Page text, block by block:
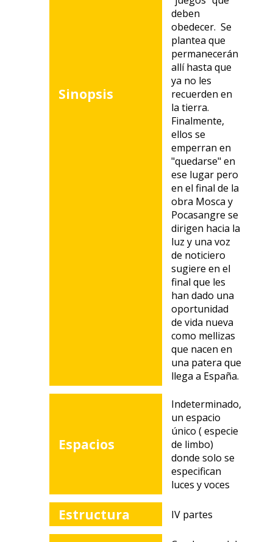
Sinopsis
deben
obedecer. Se
plantea que
permanecerán
allí hasta que
ya no les
recuerden en
la tierra.
Finalmente,
ellos se
emperran en
"quedarse" en
ese lugar pero
en el final de la
obra Mosca y
Pocasangre se
dirigen hacia la
luz y una voz
de noticiero
sugiere en el
final que les
han dado una
oportunidad
de vida nueva
como mellizas
que nacen en
una patera que
llega a España.
Espacios
Indeterminado,
un espacio
único ( especie
de limbo)
donde solo se
especifican
luces y voces
Estructura IV partes